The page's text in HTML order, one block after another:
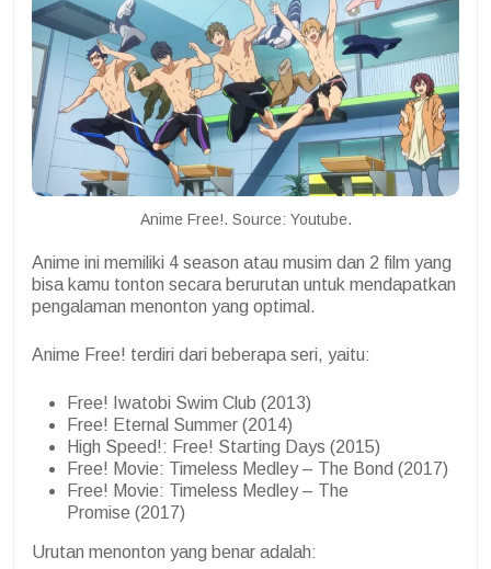
Anime Free!. Source: Youtube.
Anime ini memiliki 4 season atau musim dan 2 film yang
bisa kamu tonton secara berurutan untuk mendapatkan
pengalaman menonton yang optimal.
Anime Free! terdiri dari beberapa seri, yaitu:
Free! Iwatobi Swim Club (2013)
Free! Eternal Summer (2014)
High Speed!: Free! Starting Days (2015)
Free! Movie: Timeless Medley – The Bond (2017)
Free! Movie: Timeless Medley – The
Promise (2017)
Urutan menonton yang benar adalah: